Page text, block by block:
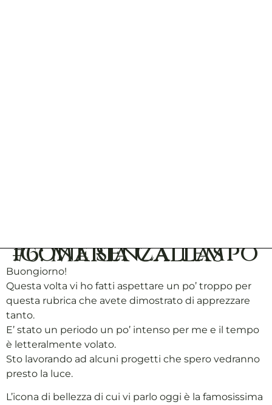
Icone senza tempo #6: Maria Callas
Buongiorno!
Questa volta vi ho fatti aspettare un po’ troppo per
questa rubrica che avete dimostrato di apprezzare
tanto.
E’ stato un periodo un po’ intenso per me e il tempo
è letteralmente volato.
Sto lavorando ad alcuni progetti che spero vedranno
presto la luce.
L’icona di bellezza di cui vi parlo oggi è la famosissima